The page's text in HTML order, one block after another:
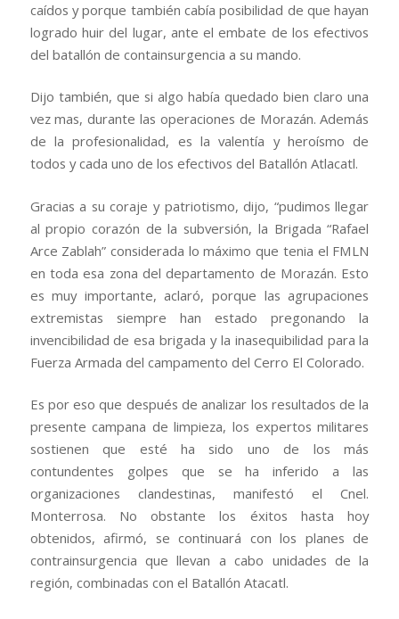
caídos y porque también cabía posibilidad de que hayan
logrado huir del lugar, ante el embate de los efectivos
del batallón de containsurgencia a su mando.
Dijo también, que si algo había quedado bien claro una
vez mas, durante las operaciones de Morazán. Además
de la profesionalidad, es la valentía y heroísmo de
todos y cada uno de los efectivos del Batallón Atlacatl.
Gracias a su coraje y patriotismo, dijo, “pudimos llegar
al propio corazón de la subversión, la Brigada “Rafael
Arce Zablah” considerada lo máximo que tenia el FMLN
en toda esa zona del departamento de Morazán. Esto
es muy importante, aclaró, porque las agrupaciones
extremistas siempre han estado pregonando la
invencibilidad de esa brigada y la inasequibilidad para la
Fuerza Armada del campamento del Cerro El Colorado.
Es por eso que después de analizar los resultados de la
presente campana de limpieza, los expertos militares
sostienen que esté ha sido uno de los más
contundentes golpes que se ha inferido a las
organizaciones clandestinas, manifestó el Cnel.
Monterrosa. No obstante los éxitos hasta hoy
obtenidos, afirmó, se continuará con los planes de
contrainsurgencia que llevan a cabo unidades de la
región, combinadas con el Batallón Atacatl.